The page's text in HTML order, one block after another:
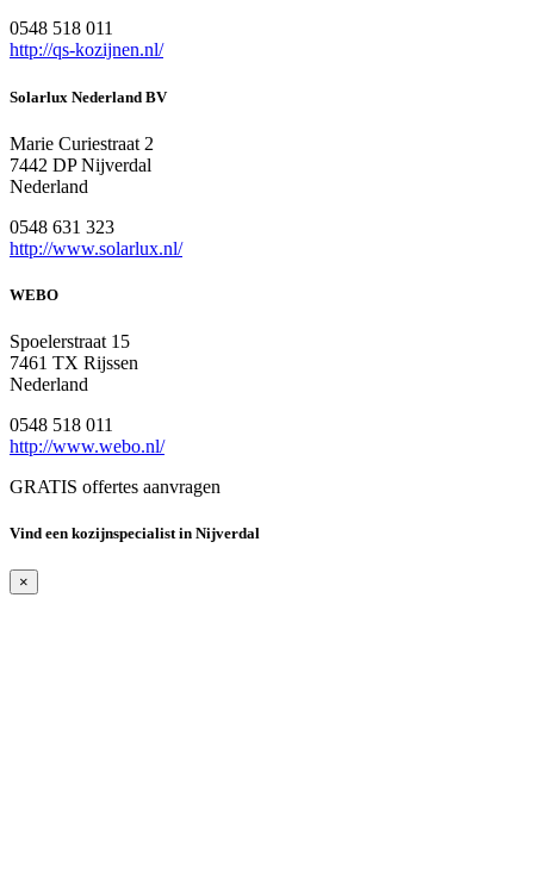
0548 518 011
http://qs-kozijnen.nl/
Solarlux Nederland BV
Marie Curiestraat 2
7442 DP Nijverdal
Nederland
0548 631 323
http://www.solarlux.nl/
WEBO
Spoelerstraat 15
7461 TX Rijssen
Nederland
0548 518 011
http://www.webo.nl/
GRATIS offertes aanvragen
Vind een kozijnspecialist in Nijverdal
×